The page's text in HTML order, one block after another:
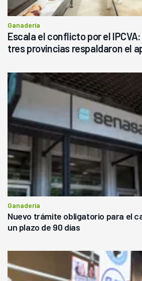
Ganadería
Escala el conflicto por el
tres provincias respaldaron el
Ganadería
Nuevo trámite obligatorio para el
un plazo de 90 días